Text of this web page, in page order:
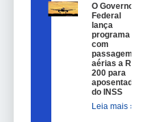
O Governo
Federal
lança
programa
com
passagem
aérias a R$
200 para
aposentados
do INSS
Leia mais »